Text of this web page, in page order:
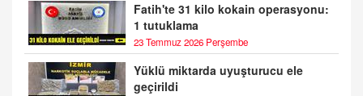
Fatih'te 31 kilo kokain operasyonu:
1 tutuklama
23 Temmuz 2026 Perşembe
Yüklü miktarda uyuşturucu ele
geçirildi